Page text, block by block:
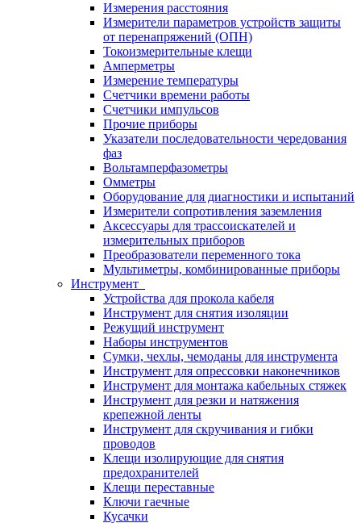
Измерения расстояния
Измерители параметров устройств защиты
от перенапряжений (ОПН)
Токоизмерительные клещи
Амперметры
Измерение температуры
Счетчики времени работы
Счетчики импульсов
Прочие приборы
Указатели последовательности чередования
фаз
Вольтамперфазометры
Омметры
Оборудование для диагностики и испытаний
Измерители сопротивления заземления
Аксессуары для трассоискателей и
измерительных приборов
Преобразователи переменного тока
Мультиметры, комбинированные приборы
Инструмент
Устройства для прокола кабеля
Инструмент для снятия изоляции
Режущий инструмент
Наборы инструментов
Сумки, чехлы, чемоданы для инструмента
Инструмент для опрессовки наконечников
Инструмент для монтажа кабельных стяжек
Инструмент для резки и натяжения
крепежной ленты
Инструмент для скручивания и гибки
проводов
Клещи изолирующие для снятия
предохранителей
Клещи переставные
Ключи гаечные
Кусачки